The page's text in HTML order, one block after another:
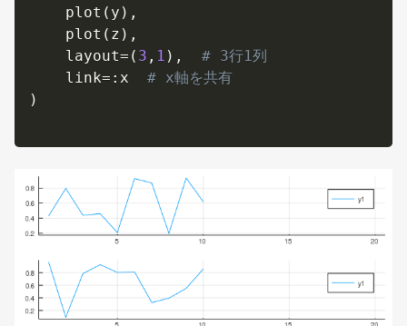
    plot
( y ) ,
    plot
( z ) ,
    layout
= ( 3 , 1 ) ,
# 3行1列
    link
= : x # x軸を共有
)